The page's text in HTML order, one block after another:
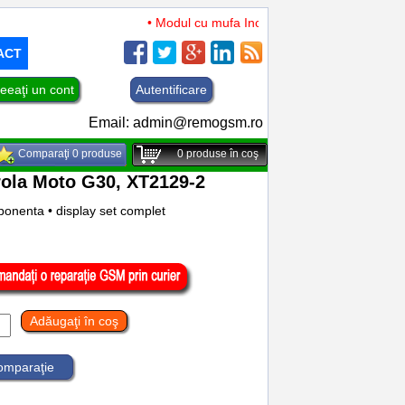
• Modul cu mufa Incarcare si microfon TCL 50
un cont Autentificare
Email: admin@remogsm.ro
Comparaţi 0 produse 0produse în coş
Moto G30, XT2129-2
• display set complet
Adăugaţi în coş